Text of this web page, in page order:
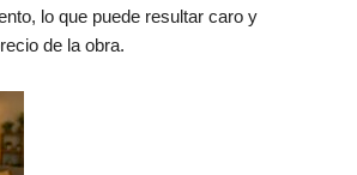
lo que puede resultar caro y
de la obra.